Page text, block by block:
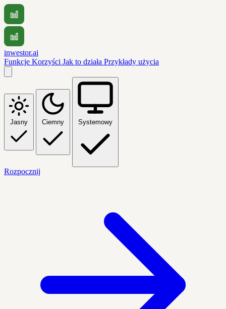
inwestor.ai
Funkcje Korzyści Jak to działa Przykłady użycia
Jasny Ciemny Systemowy
Rozpocznij